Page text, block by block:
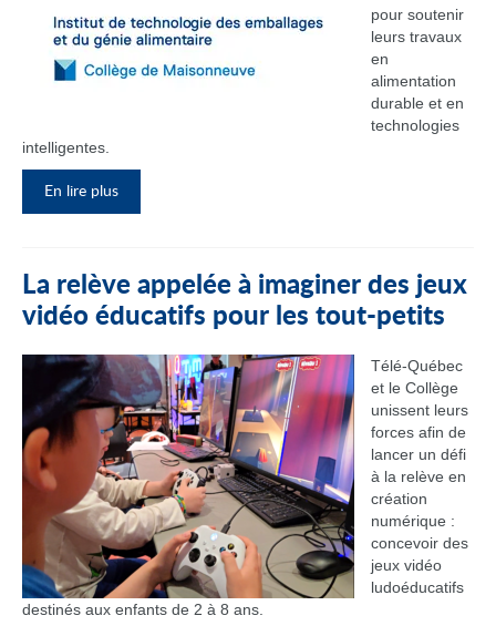
pour soutenir
leurs travaux
en
alimentation
durable et en
technologies
intelligentes.
En lire plus
La relève appelée à imaginer des jeux
vidéo éducatifs pour les tout-petits
Télé-Québec
et le Collège
unissent leurs
forces afin de
lancer un défi
à la relève en
création
numérique :
concevoir des
jeux vidéo
ludoéducatifs
destinés aux enfants de 2 à 8 ans.